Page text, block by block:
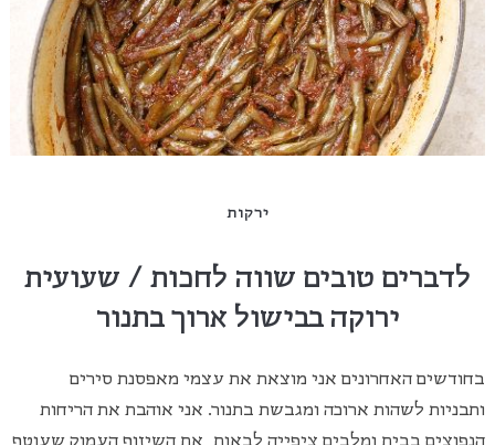
ירקות
לדברים טובים שווה לחכות / שעועית
ירוקה בבישול ארוך בתנור
בחודשים האחרונים אני מוצאת את עצמי מאפסנת סירים
ותבניות לשהות ארוכה ומגבשת בתנור. אני אוהבת את הריחות
הנפוצים בבית ומלבים ציפייה לבאות, את השיזוף העמוק שעוטף